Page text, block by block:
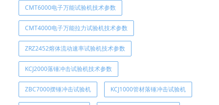
CMT6000电子万能试验机技术参数
CMT4000电子万能拉力试验机技术参数
ZRZ2452熔体流动速率试验机技术参数
KCJ2000落锤冲击试验机技术参数
ZBC7000摆锤冲击试验机 KCJ1000管材落锤冲击试验机